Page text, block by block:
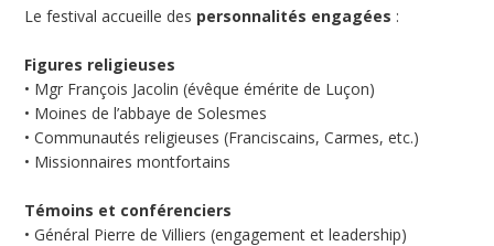
Le festival accueille des personnalités engagées :
Figures religieuses
• Mgr François Jacolin (évêque émérite de Luçon)
• Moines de l’abbaye de Solesmes
• Communautés religieuses (Franciscains, Carmes, etc.)
• Missionnaires montfortains
Témoins et conférenciers
• Général Pierre de Villiers (engagement et leadership)